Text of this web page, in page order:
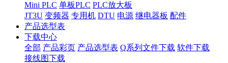
Mini PLC 单板PLC PLC放大板
JT3U 变频器 专用机 DTU 电源 继电器板 配件
产品选型表
下载中心
全部 产品彩页 产品选型表 Q系列文件下载 软件下载
接线图下载